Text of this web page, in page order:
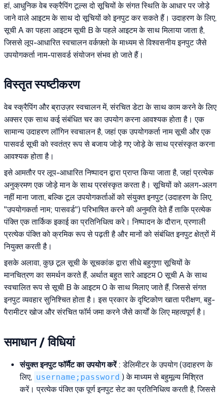
हां, आधुनिक वेब स्क्रैपिंग टूल्स दो सूचियों के संगत स्थिति के आधार पर जोड़े
जाने वाले आइटम के साथ दो सूचियों को इनपुट कर सकते हैं। उदाहरण के लिए,
सूची A का पहला आइटम सूची B के पहले आइटम के साथ मिलाया जाता है,
जिससे लूप-आधारित स्वचालन वर्कफ़्लो के माध्यम से विश्वसनीय इनपुट जैसे
उपयोगकर्ता नाम-पासवर्ड संयोजन संभव हो जाते हैं।
विस्तृत स्पष्टीकरण
वेब स्क्रैपिंग और ब्राउज़र स्वचालन में, संरचित डेटा के साथ काम करने के लिए
अक्सर एक साथ कई संबंधित चर का उपयोग करना आवश्यक होता है। एक
सामान्य उदाहरण लॉगिन स्वचालन है, जहां एक उपयोगकर्ता नाम सूची और एक
पासवर्ड सूची को स्वतंत्र रूप से बजाय जोड़े गए जोड़े के साथ प्रसंस्कृत करना
आवश्यक होता है।
इसे आमतौर पर लूप-आधारित निष्पादन द्वारा प्राप्त किया जाता है, जहां प्रत्येक
अनुक्रमण एक जोड़े मान के साथ प्रसंस्कृत करता है। सूचियों को अलग-अलग
नहीं माना जाता, बल्कि टूल उपयोगकर्ताओं को संयुक्त इनपुट (उदाहरण के लिए,
"उपयोगकर्ता नाम; पासवर्ड") परिभाषित करने की अनुमति देते हैं ताकि प्रत्येक
पंक्ति एक तार्किक इकाई का प्रतिनिधित्व करे। निष्पादन के दौरान, प्रणाली
प्रत्येक पंक्ति को क्रमिक रूप से पढ़ती है और मानों को संबंधित इनपुट क्षेत्रों में
नियुक्त करती है।
इसके अलावा, कुछ टूल सूची के सूचकांक द्वारा सीधे बहुगुणा सूचियों के
मानचित्रण का समर्थन करते हैं, अर्थात बहुत सारे आइटम 0 सूची A के साथ
स्वचालित रूप से सूची B के आइटम 0 के साथ मिलाए जाते हैं, जिससे संगत
इनपुट व्यवहार सुनिश्चित होता है। इस प्रकार के दृष्टिकोण खाता परीक्षण, बहु-
पैरामीटर खोज और संरचित फॉर्म जमा करने जैसे कार्यों के लिए महत्वपूर्ण है।
समाधान / विधियां
संयुक्त इनपुट फॉर्मैट का उपयोग करें: डेलिमीटर के उपयोग (उदाहरण के
लिए, username;password ) के माध्यम से बहुमूल्य मिश्रित
करें। प्रत्येक पंक्ति एक पूर्ण इनपुट सेट का प्रतिनिधित्व करती है, जिससे